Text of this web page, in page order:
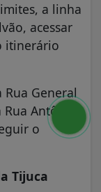
a linha
acessar
itinerário
General
Antônio
o
Tijuca